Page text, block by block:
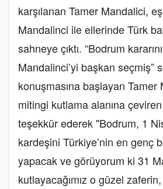
karşılanan Tamer Mandalici,
Mandalinci ile ellerinde Türk
sahneye çıktı. “Bodrum
Mandalinci’yi başkan seçmiş”
konuşmasına başlayan Tamer
mitingi kutlama alanına
teşekkür ederek "Bodrum, 1
kardeşini Türkiye’nin en genç
yapacak ve görüyorum ki 31
kutlayacağımız o güzel